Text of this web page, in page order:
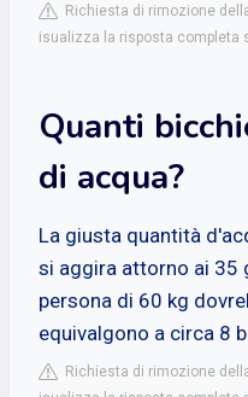
Richiesta di rimozione
isualizza la risposta completa
Quanti
di acqua?
La giusta quantità
si aggira attorno ai 35
persona di 60 kg
equivalgono a circa 8
Richiesta di rimozione